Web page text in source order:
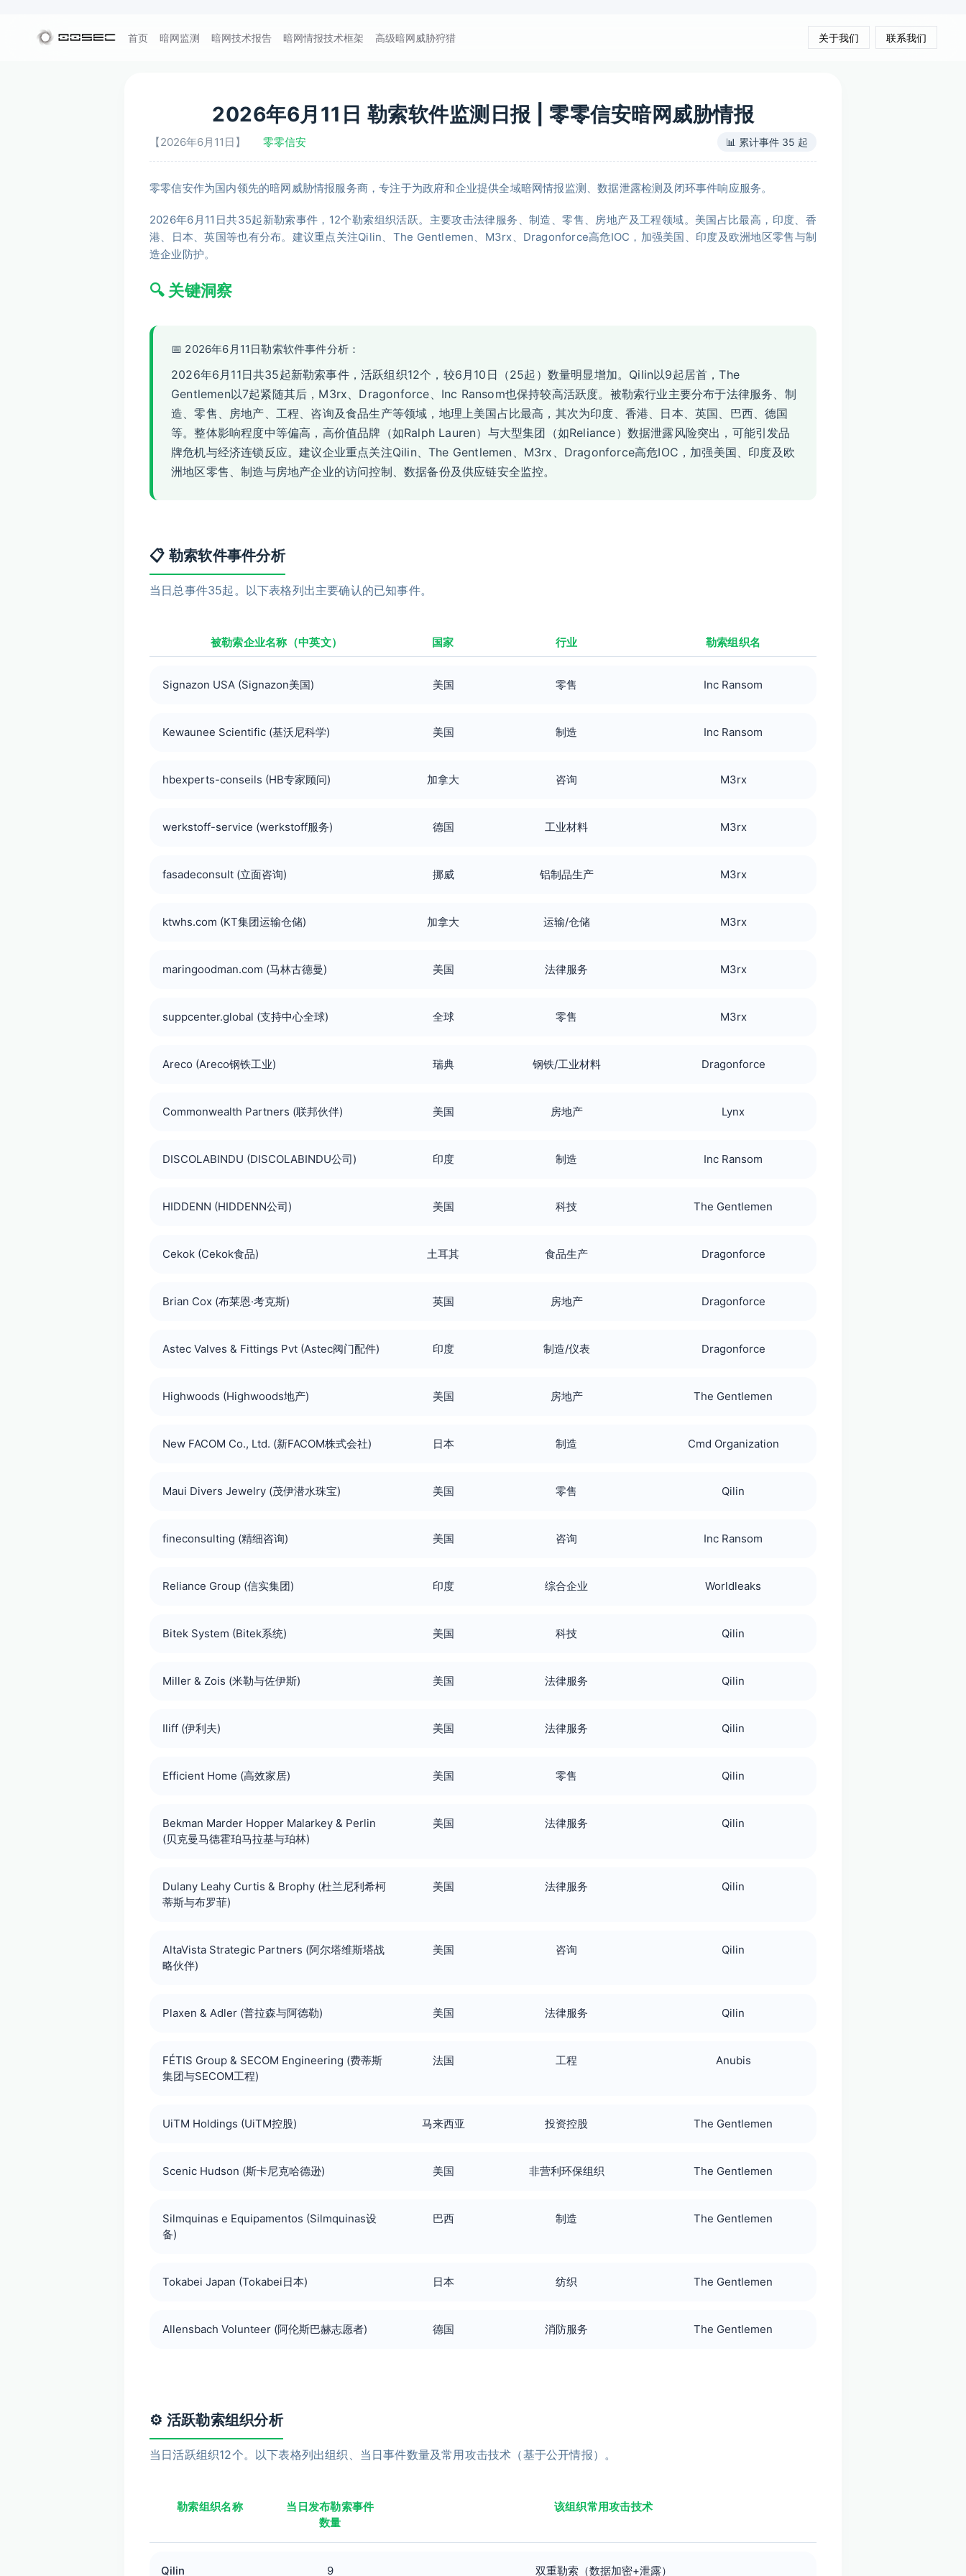
首页 暗网监测 暗网技术报告 暗网情报技术框架 高级暗网威胁狩猎 关于我们 联系我们
2026年6月11日 勒索软件监测日报 | 零零信安暗网威胁情报
【2026年6月11日】 零零信安 📊 累计事件 35 起
零零信安作为国内领先的暗网威胁情报服务商，专注于为政府和企业提供全域暗网情报监测、数据泄露检测及闭环事件响应服务。
2026年6月11日共35起新勒索事件，12个勒索组织活跃。主要攻击法律服务、制造、零售、房地产及工程领域。美国占比最高，印度、香
港、日本、英国等也有分布。建议重点关注Qilin、The Gentlemen、M3rx、Dragonforce高危IOC，加强美国、印度及欧洲地区零售与制
造企业防护。
🔍 关键洞察
📅 2026年6月11日勒索软件事件分析：
2026年6月11日共35起新勒索事件，活跃组织12个，较6月10日（25起）数量明显增加。Qilin以9起居首，The
Gentlemen以7起紧随其后，M3rx、Dragonforce、Inc Ransom也保持较高活跃度。被勒索行业主要分布于法律服务、制
造、零售、房地产、工程、咨询及食品生产等领域，地理上美国占比最高，其次为印度、香港、日本、英国、巴西、德国
等。整体影响程度中等偏高，高价值品牌（如Ralph Lauren）与大型集团（如Reliance）数据泄露风险突出，可能引发品
牌危机与经济连锁反应。建议企业重点关注Qilin、The Gentlemen、M3rx、Dragonforce高危IOC，加强美国、印度及欧
洲地区零售、制造与房地产企业的访问控制、数据备份及供应链安全监控。
📋 勒索软件事件分析
当日总事件35起。以下表格列出主要确认的已知事件。
被勒索企业名称（中英文） 国家 行业 勒索组织名
Signazon USA (Signazon美国) 美国 零售 Inc Ransom
Kewaunee Scientific (基沃尼科学) 美国 制造 Inc Ransom
hbexperts-conseils (HB专家顾问) 加拿大 咨询 M3rx
werkstoff-service (werkstoff服务) 德国 工业材料 M3rx
fasadeconsult (立面咨询) 挪威 铝制品生产 M3rx
ktwhs.com (KT集团运输仓储) 加拿大 运输/仓储 M3rx
maringoodman.com (马林古德曼) 美国 法律服务 M3rx
suppcenter.global (支持中心全球) 全球 零售 M3rx
Areco (Areco钢铁工业) 瑞典 钢铁/工业材料 Dragonforce
Commonwealth Partners (联邦伙伴) 美国 房地产 Lynx
DISCOLABINDU (DISCOLABINDU公司) 印度 制造 Inc Ransom
HIDDENN (HIDDENN公司) 美国 科技 The Gentlemen
Cekok (Cekok食品) 土耳其 食品生产 Dragonforce
Brian Cox (布莱恩·考克斯) 英国 房地产 Dragonforce
Astec Valves & Fittings Pvt (Astec阀门配件) 印度 制造/仪表 Dragonforce
Highwoods (Highwoods地产) 美国 房地产 The Gentlemen
New FACOM Co., Ltd. (新FACOM株式会社) 日本 制造 Cmd Organization
Maui Divers Jewelry (茂伊潜水珠宝) 美国 零售 Qilin
fineconsulting (精细咨询) 美国 咨询 Inc Ransom
Reliance Group (信实集团) 印度 综合企业 Worldleaks
Bitek System (Bitek系统) 美国 科技 Qilin
Miller & Zois (米勒与佐伊斯) 美国 法律服务 Qilin
Iliff (伊利夫) 美国 法律服务 Qilin
Efficient Home (高效家居) 美国 零售 Qilin
Bekman Marder Hopper Malarkey & Perlin
(贝克曼马德霍珀马拉基与珀林)
美国 法律服务 Qilin
Dulany Leahy Curtis & Brophy (杜兰尼利希柯
蒂斯与布罗菲)
美国 法律服务 Qilin
AltaVista Strategic Partners (阿尔塔维斯塔战
略伙伴)
美国 咨询 Qilin
Plaxen & Adler (普拉森与阿德勒) 美国 法律服务 Qilin
FÉTIS Group & SECOM Engineering (费蒂斯
集团与SECOM工程)
法国 工程 Anubis
UiTM Holdings (UiTM控股) 马来西亚 投资控股 The Gentlemen
Scenic Hudson (斯卡尼克哈德逊) 美国 非营利环保组织 The Gentlemen
Silmquinas e Equipamentos (Silmquinas设
备)
巴西 制造 The Gentlemen
Tokabei Japan (Tokabei日本) 日本 纺织 The Gentlemen
Allensbach Volunteer (阿伦斯巴赫志愿者) 德国 消防服务 The Gentlemen
⚙️ 活跃勒索组织分析
当日活跃组织12个。以下表格列出组织、当日事件数量及常用攻击技术（基于公开情报）。
勒索组织名称
当日发布勒索事件
数量
该组织常用攻击技术
Qilin 9 双重勒索（数据加密+泄露）